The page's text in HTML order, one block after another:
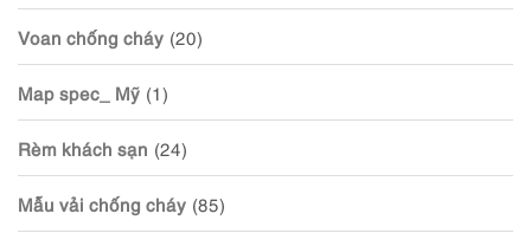
Voan chống cháy (20)
Map spec_ Mỹ (1)
Rèm khách sạn (24)
Mẫu vải chống cháy (85)